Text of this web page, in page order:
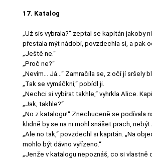
17. Katalog
„Už sis vybrala?“ zeptal se kapitán jakoby
přestala mýt nádobí, povzdechla si, a pak
„Ještě ne.“
„Proč ne?“
„Nevím… Já…“ Zamračila se, z očí jí sršely
„Tak se vymáčkni,“ pobídl ji.
„Nechci si vybírat takhle,“ vyhrkla Alice.
„Jak, takhle?“
„No z katalogu!“ Znechuceně se podívala
klidně by se na ni mohl snášet prach,
„Ale no tak,“ povzdechl si kapitán. „Na
mohlo být dávno vyřízeno.“
„Jenže v katalogu nepoznáš, co si vlastně